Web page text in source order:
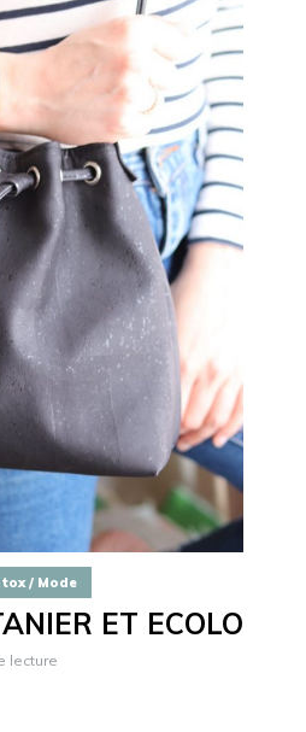
/ Mode
ET ECOLO
lecture